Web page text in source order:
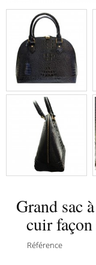
Grand sac
cuir
Référence